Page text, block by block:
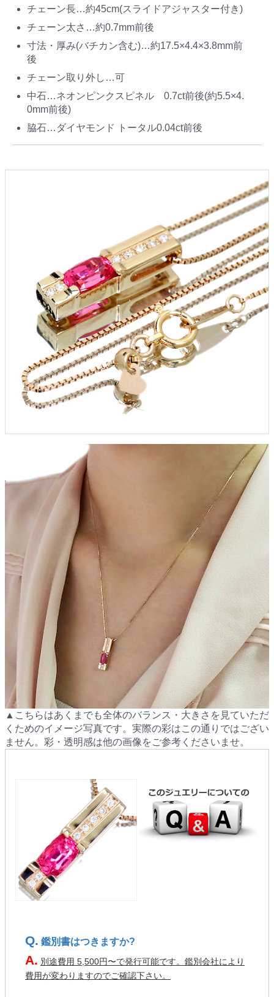
チェーン長…約45cm(スライドアジャスター付き)
チェーン太さ…約0.7mm前後
寸法・厚み(バチカン含む)…約17.5×4.4×3.8mm前
後
チェーン取り外し…可
中石…ネオンピンクスピネル 0.7ct前後(約5.5×4.
0mm前後)
脇石…ダイヤモンド トータル0.04ct前後
▲こちらはあくまでも全体のバランス・大きさを見ていただ
くためのイメージ写真です。実際の彩はこの通りではござい
ません。彩・透明感は他の画像をご参考くださいませ。
鑑別書はつきますか?
別途費用 5,500円〜で発行可能です。鑑別会社により
費用が変わりますのでご確認下さい。